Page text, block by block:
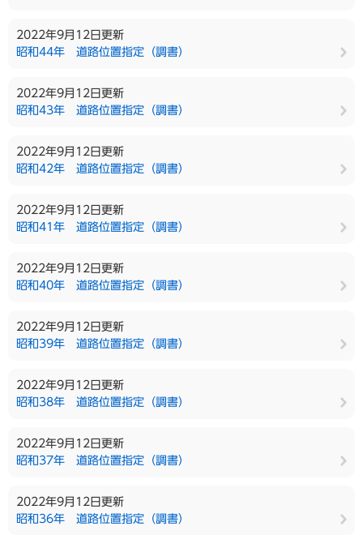
2022年9月12日更新
昭和44年 道路位置指定（調書）
2022年9月12日更新
昭和43年 道路位置指定（調書）
2022年9月12日更新
昭和42年 道路位置指定（調書）
2022年9月12日更新
昭和41年 道路位置指定（調書）
2022年9月12日更新
昭和40年 道路位置指定（調書）
2022年9月12日更新
昭和39年 道路位置指定（調書）
2022年9月12日更新
昭和38年 道路位置指定（調書）
2022年9月12日更新
昭和37年 道路位置指定（調書）
2022年9月12日更新
昭和36年 道路位置指定（調書）